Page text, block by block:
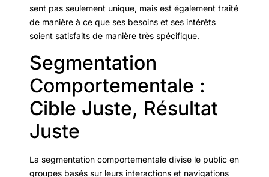
sent pas seulement unique, mais est également traité
de manière à ce que ses besoins et ses intérêts
soient satisfaits de manière très spécifique.
Segmentation
Comportementale :
Cible Juste, Résultat
Juste
La segmentation comportementale divise le public en
groupes basés sur leurs interactions et navigations